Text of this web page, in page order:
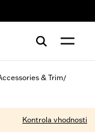
& Trim/
Kontrola vhodnosti